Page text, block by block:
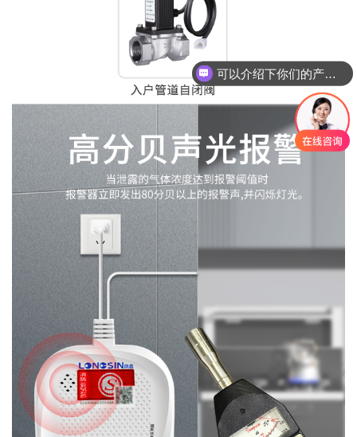
你们是怎么收费的呢？